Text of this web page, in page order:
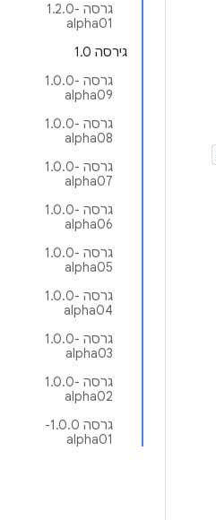
גרסה ‎1.2.0-
alpha01
גירסה 1.0
גרסה ‎1.0.0-
alpha09
גרסה ‎1.0.0-
alpha08
גרסה ‎1.0.0-
alpha07
גרסה ‎1.0.0-
alpha06
גרסה ‎1.0.0-
alpha05
גרסה ‎1.0.0-
alpha04
גרסה ‎1.0.0-
alpha03
גרסה ‎1.0.0-
alpha02
גרסה 1.0.0-
alpha01